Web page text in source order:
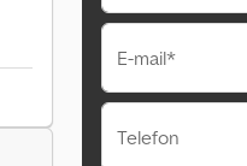
E-mail*
Telefon